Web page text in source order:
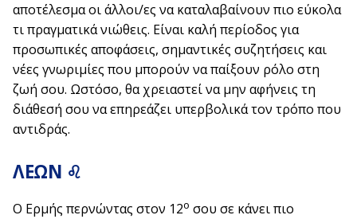
αποτέλεσμα οι άλλοι/ες να καταλαβαίνουν πιο εύκολα
τι πραγματικά νιώθεις. Είναι καλή περίοδος για
προσωπικές αποφάσεις, σημαντικές συζητήσεις και
νέες γνωριμίες που μπορούν να παίξουν ρόλο στη
ζωή σου. Ωστόσο, θα χρειαστεί να μην αφήνεις τη
διάθεσή σου να επηρεάζει υπερβολικά τον τρόπο που
αντιδράς.
ΛΕΩΝ ♌
Ο Ερμής περνώντας στον 12ο σου σε κάνει πιο